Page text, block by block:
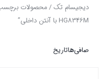
دیجیسام تک/ محصولات برچسب
HG8346M با آنتن داخلی”
صافی‌هاتاریخ